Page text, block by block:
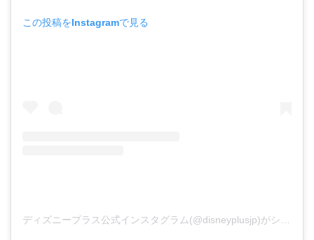
この投稿をInstagramで見る
ディズニープラス公式インスタグラム(@disneyplusjp)がシェアした投稿